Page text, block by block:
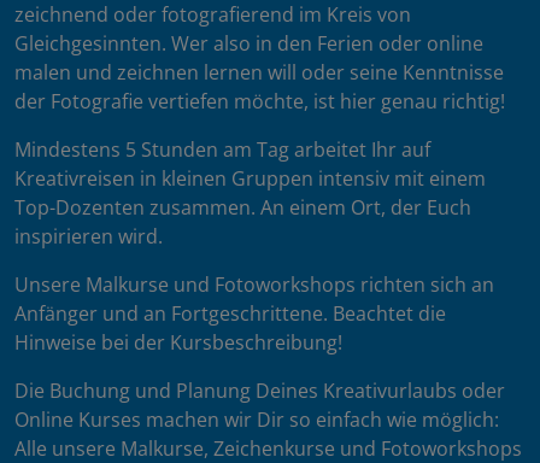
zeichnend oder fotografierend im Kreis von
Gleichgesinnten. Wer also in den Ferien oder online
malen und zeichnen lernen will oder seine Kenntnisse
der Fotografie vertiefen möchte, ist hier genau richtig!
Mindestens 5 Stunden am Tag arbeitet Ihr auf
Kreativreisen in kleinen Gruppen intensiv mit einem
Top-Dozenten zusammen. An einem Ort, der Euch
inspirieren wird.
Unsere Malkurse und Fotoworkshops richten sich an
Anfänger und an Fortgeschrittene. Beachtet die
Hinweise bei der Kursbeschreibung!
Die Buchung und Planung Deines Kreativurlaubs oder
Online Kurses machen wir Dir so einfach wie möglich:
Alle unsere Malkurse, Zeichenkurse und Fotoworkshops